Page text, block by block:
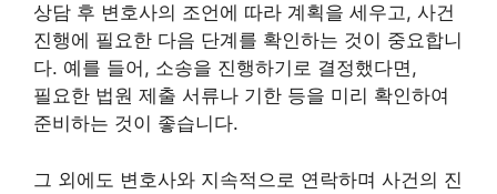
상담 후 변호사의 조언에 따라 계획을 세우고, 사건
진행에 필요한 다음 단계를 확인하는 것이 중요합니
다. 예를 들어, 소송을 진행하기로 결정했다면,
필요한 법원 제출 서류나 기한 등을 미리 확인하여
준비하는 것이 좋습니다.
그 외에도 변호사와 지속적으로 연락하며 사건의 진